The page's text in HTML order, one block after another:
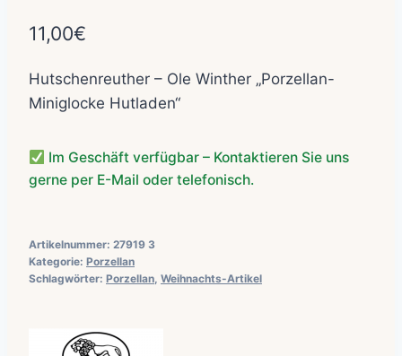
11,00€
Hutschenreuther – Ole Winther „Porzellan-
Miniglocke Hutladen“
Im Geschäft verfügbar – Kontaktieren Sie uns
gerne per E-Mail oder telefonisch.
Artikelnummer: 27919 3
Kategorie: Porzellan
Schlagwörter: Porzellan, Weihnachts-Artikel